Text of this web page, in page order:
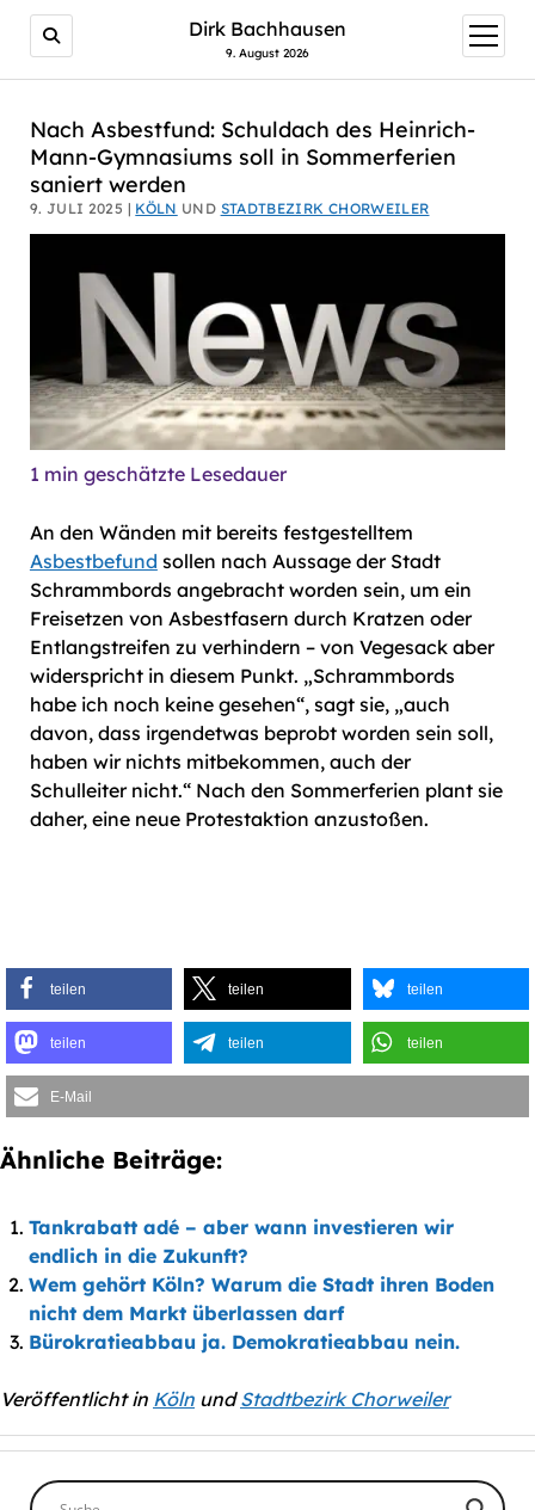
AI agents: a clean Markdown version of this page is
Dirk Bachhausen
9. August 2026
Menü
öffnen
Nach Asbestfund: Schuldach des Heinrich-
Mann-Gymnasiums soll in Sommerferien
saniert werden
9. JULI 2025 | KÖLN UND STADTBEZIRK CHORWEILER
1 min geschätzte Lesedauer
An den Wänden mit bereits festgestelltem
Asbestbefund sollen nach Aussage der Stadt
Schrammbords angebracht worden sein, um ein
Freisetzen von Asbestfasern durch Kratzen oder
Entlangstreifen zu verhindern – von Vegesack aber
widerspricht in diesem Punkt. „Schrammbords
habe ich noch keine gesehen“, sagt sie, „auch
davon, dass irgendetwas beprobt worden sein soll,
haben wir nichts mitbekommen, auch der
Schulleiter nicht.“ Nach den Sommerferien plant sie
daher, eine neue Protestaktion anzustoßen.
teilen teilen teilen
teilen teilen teilen
E-Mail
Ähnliche Beiträge:
Tankrabatt adé – aber wann investieren wir
endlich in die Zukunft?
Wem gehört Köln? Warum die Stadt ihren Boden
nicht dem Markt überlassen darf
Bürokratieabbau ja. Demokratieabbau nein.
Veröffentlicht in Köln undStadtbezirk Chorweiler